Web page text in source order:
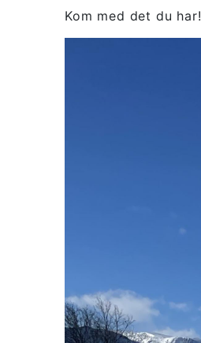
Kom med det du har!